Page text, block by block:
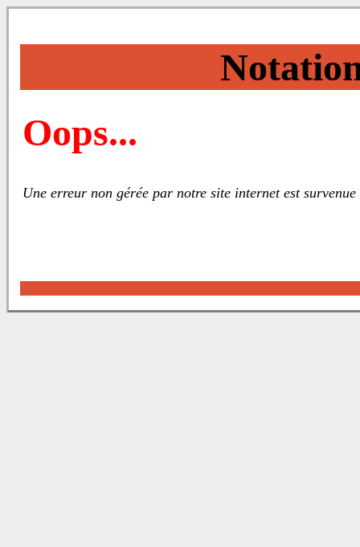
Oops...
Une erreur non gérée par notre site internet est